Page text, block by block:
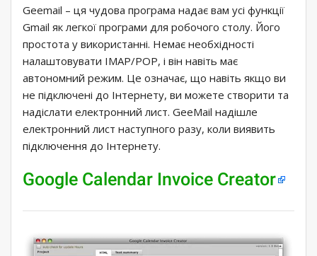
Geemail – ця чудова програма надає вам усі функції
Gmail як легкої програми для робочого столу. Його
простота у використанні. Немає необхідності
налаштовувати IMAP/POP, і він навіть має
автономний режим. Це означає, що навіть якщо ви
не підключені до Інтернету, ви можете створити та
надіслати електронний лист. GeeMail надішле
електронний лист наступного разу, коли виявить
підключення до Інтернету.
Google Calendar Invoice Creator